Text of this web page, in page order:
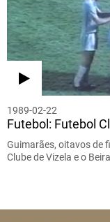
1989-02-22
Futebol: Futebol
Guimarães, oitavos de
Clube de Vizela e o